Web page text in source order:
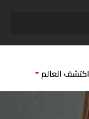
اكتشف العالم